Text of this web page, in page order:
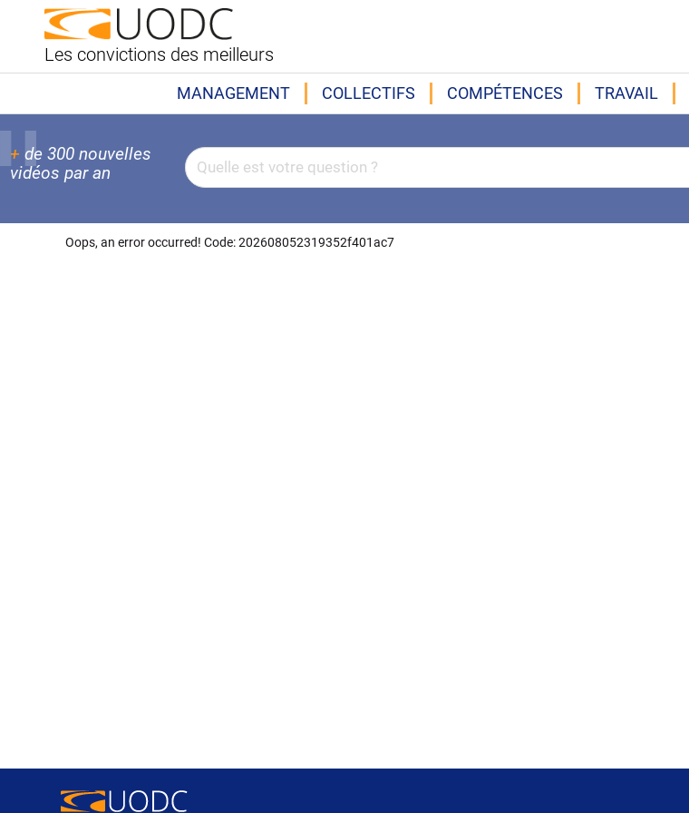
Les convictions des meilleurs
MANAGEMENT COLLECTIFS COMPÉTENCES TRAVAIL
+ de 300 nouvelles
vidéos par an
Oops, an error occurred! Code: 202608052319352f401ac7